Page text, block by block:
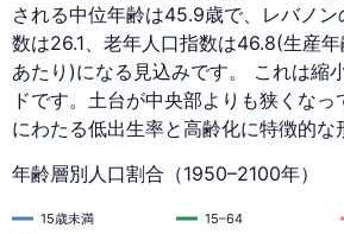
される中位年齢は45.9歳で、レバノ
数は26.1、老年人口指数は46.8(生産年
あたり)になる見込みです。 これは縮
ドです。土台が中央部よりも狭くなっ
にわたる低出生率と高齢化に特徴的な
年齢層別人口割合（1950–2100年）
15歳未満 15–64